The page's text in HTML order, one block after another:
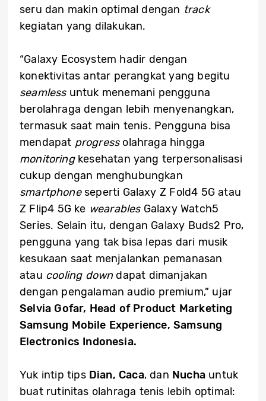
seru dan makin optimal dengan track
kegiatan yang dilakukan.
“Galaxy Ecosystem hadir dengan
konektivitas antar perangkat yang begitu
seamlessuntuk menemani pengguna
berolahraga dengan lebih menyenangkan,
termasuk saat main tenis. Pengguna bisa
mendapat progressolahraga hingga
monitoringkesehatan yang terpersonalisasi
cukup dengan menghubungkan
smartphoneseperti Galaxy Z Fold4 5G atau
Z Flip4 5G ke wearablesGalaxy Watch5
Series. Selain itu, dengan Galaxy Buds2 Pro,
pengguna yang tak bisa lepas dari musik
kesukaan saat menjalankan pemanasan
atau cooling downdapat dimanjakan
dengan pengalaman audio premium,” ujar
Selvia Gofar, Head of Product Marketing
Samsung Mobile Experience, Samsung
Electronics Indonesia.
Yuk intip tips Dian, Caca, dan Nucha untuk
buat rutinitas olahraga tenis lebih optimal: